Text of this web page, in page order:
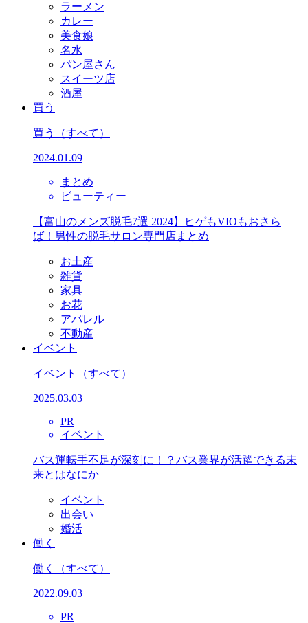
ラーメン
カレー
美食娘
名水
パン屋さん
スイーツ店
酒屋
買う
買う （すべて）
2024.01.09
まとめ
ビューティー
【富山のメンズ脱毛7選 2024】ヒゲもVIOもおさら
ば！男性の脱毛サロン専門店まとめ
お土産
雑貨
家具
お花
アパレル
不動産
イベント
イベント （すべて）
2025.03.03
PR
イベント
バス運転手不足が深刻に！？バス業界が活躍できる未
来とはなにか
イベント
出会い
婚活
働く
働く （すべて）
2022.09.03
PR